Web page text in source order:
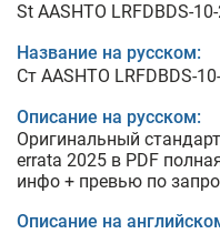
St AASHTO LRFDBDS-
Название на русском:
Cт AASHTO LRFDBDS-
Описание на русском:
Оригинальный
errata 2025 в PDF
инфо + превью по
Описание на